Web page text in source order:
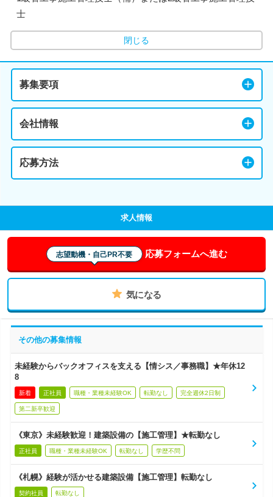
士
閉じる
募集要項
会社情報
応募方法
求人情報
志望動機・自己PR不要 応募フォームへ進む
気になる
その他の募集情報
未経験からバックオフィスを支える【情シス／事務職】★年休12
8
新着 正社員 職種・業種未経験OK 転勤なし 完全週休2日制
第二新卒歓迎
《東京》未経験歓迎！建築設備の【施工管理】★転勤なし
正社員 職種・業種未経験OK 転勤なし 学歴不問
《札幌》経験が活かせる建築設備【施工管理】転勤なし
契約社員 転勤なし